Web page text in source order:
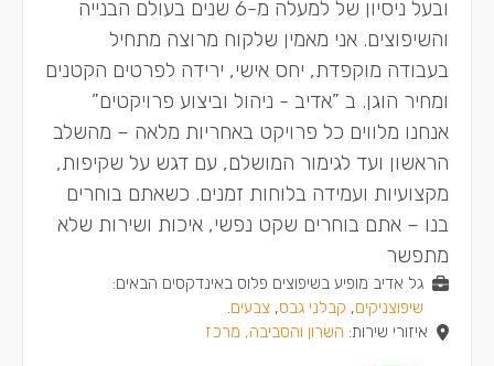
ובעל ניסיון של למעלה מ-6 שנים בעולם הבנייה
והשיפוצים. אני מאמין שלקוח מרוצה מתחיל
בעבודה מוקפדת, יחס אישי, ירידה לפרטים הקטנים
ומחיר הוגן. ב ”אדיב - ניהול וביצוע פרויקטים”
אנחנו מלווים כל פרויקט באחריות מלאה – מהשלב
הראשון ועד לגימור המושלם, עם דגש על שקיפות,
מקצועיות ועמידה בלוחות זמנים. כשאתם בוחרים
בנו – אתם בוחרים שקט נפשי, איכות ושירות שלא
מתפשר
גל אדיב מופיע בשיפוצים פלוס באינדקסים הבאים:
שיפוצניקים, קבלני גבס, צבעים.
איזורי שירות: השרון והסביבה, מרכז